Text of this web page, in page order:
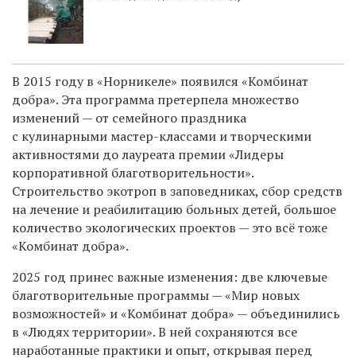
В 2015 году в «Норникеле» появился «Комбинат
добра». Эта программа претерпела множество
изменений — от семейного праздника
с кулинарными мастер-классами и творческими
активностями до лауреата премии «Лидеры
корпоративной благотворительности».
Строительство экотроп в заповедниках, сбор средств
на лечение и реабилитацию больных детей, большое
количество экологических проектов — это всё тоже
«Комбинат добра».
2025 год принес важные изменения: две ключевые
благотворительные программы — «Мир новых
возможностей» и «Комбинат добра» — объединились
в «Людях территории». В ней сохраняются все
наработанные практики и опыт, открывая перед